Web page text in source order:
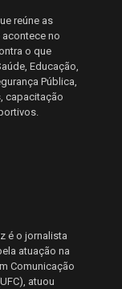
reúne as
no
o que
Educação,
Pública,
capacitação
é o jornalista
atuação na
Comunicação
atuou